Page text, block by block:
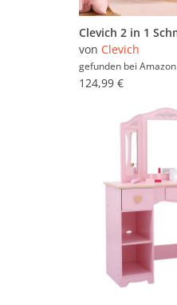
von Clevich
gefunden bei Amazon
124,99 €